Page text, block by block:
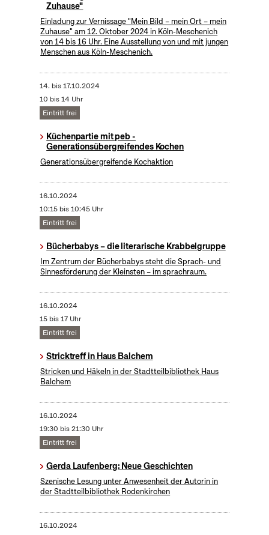
Zuhause"
Einladung zur Vernissage "Mein Bild – mein Ort – mein
Zuhause" am 12. Oktober 2024 in Köln-Meschenich
von 14 bis 16 Uhr. Eine Ausstellung von und mit jungen
Menschen aus Köln-Meschenich.
14. bis17.10.2024
10 bis 14 Uhr
Eintritt frei
Küchenpartie mit peb -
Generationsübergreifendes Kochen
Generationsübergreifende Kochaktion
16.10.2024
10:15 bis 10:45 Uhr
Eintritt frei
Bücherbabys – die literarische Krabbelgruppe
Im Zentrum der Bücherbabys steht die Sprach- und
Sinnesförderung der Kleinsten – im sprachraum.
16.10.2024
15 bis 17 Uhr
Eintritt frei
Stricktreff in Haus Balchem
Stricken und Häkeln in der Stadtteilbibliothek Haus
Balchem
16.10.2024
19:30 bis 21:30 Uhr
Eintritt frei
Gerda Laufenberg: Neue Geschichten
Szenische Lesung unter Anwesenheit der Autorin in
der Stadtteilbibliothek Rodenkirchen
16.10.2024